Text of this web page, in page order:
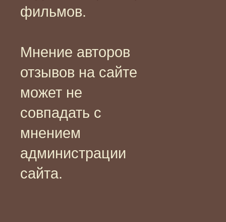
фильмов.
Мнение авторов
отзывов на сайте
может не
совпадать с
мнением
администрации
сайта.